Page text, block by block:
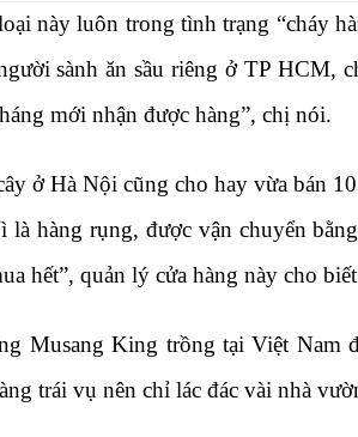
này luôn trong tình trạng “cháy
sành ăn sầu riêng ở TP HCM,
mới nhận được hàng”, chị nói.
ở Hà Nội cũng cho hay vừa bán
hàng rụng, được vận chuyển
hết”, quản lý cửa hàng này cho
Musang King trồng tại Việt
trái vụ nên chỉ lác đác vài nhà